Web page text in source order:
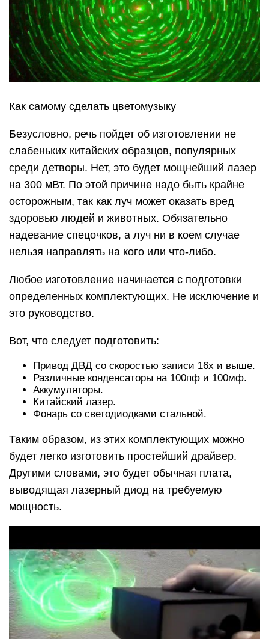
Как самому сделать цветомузыку
Безусловно, речь пойдет об изготовлении не
слабеньких китайских образцов, популярных
среди детворы. Нет, это будет мощнейший лазер
на 300 мВт. По этой причине надо быть крайне
осторожным, так как луч может оказать вред
здоровью людей и животных. Обязательно
надевание спецочков, а луч ни в коем случае
нельзя направлять на кого или что-либо.
Любое изготовление начинается с подготовки
определенных комплектующих. Не исключение и
это руководство.
Вот, что следует подготовить:
Привод ДВД со скоростью записи 16х и выше.
Различные конденсаторы на 100пф и 100мф.
Аккумуляторы.
Китайский лазер.
Фонарь со светодиодками стальной.
Таким образом, из этих комплектующих можно
будет легко изготовить простейший драйвер.
Другими словами, это будет обычная плата,
выводящая лазерный диод на требуемую
мощность.